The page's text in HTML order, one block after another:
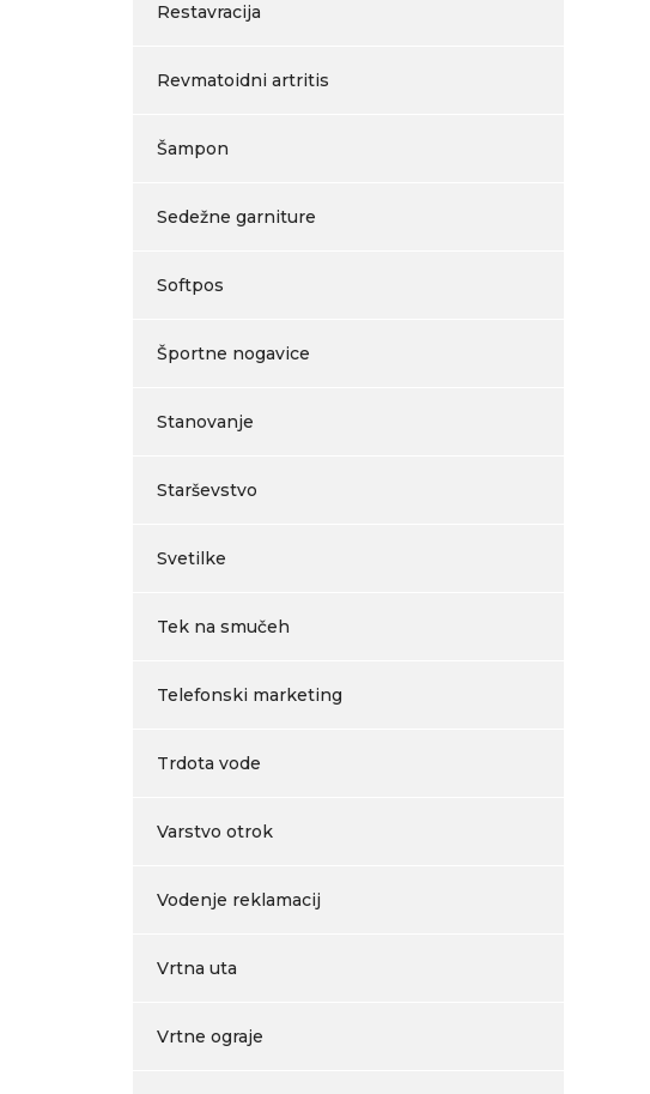
Restavracija
Revmatoidni artritis
Šampon
Sedežne garniture
Softpos
Športne nogavice
Stanovanje
Starševstvo
Svetilke
Tek na smučeh
Telefonski marketing
Trdota vode
Varstvo otrok
Vodenje reklamacij
Vrtna uta
Vrtne ograje